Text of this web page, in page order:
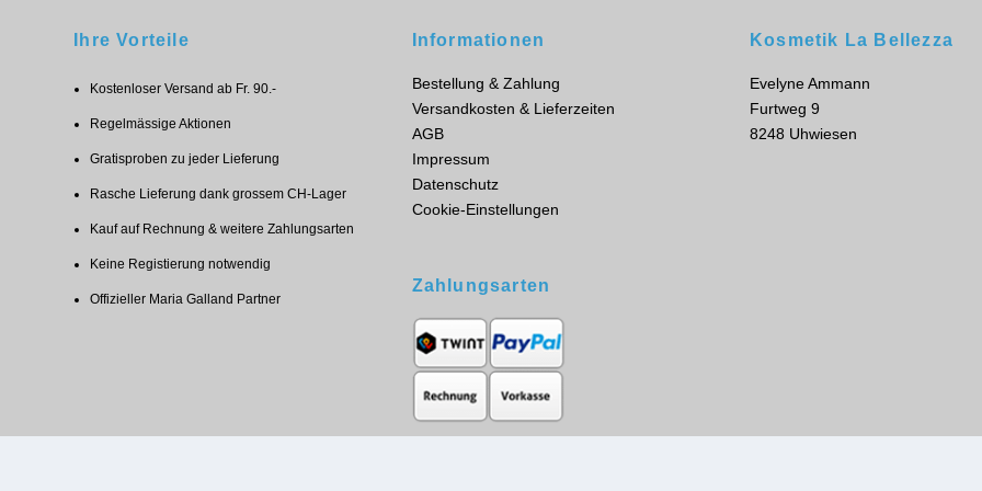
Ihre Vorteile
Kostenloser Versand ab Fr. 90.-
Regelmässige Aktionen
Gratisproben zu jeder Lieferung
Rasche Lieferung dank grossem CH-Lager
Kauf auf Rechnung & weitere Zahlungsarten
Keine Registierung notwendig
Offizieller Maria Galland Partner
Informationen
Bestellung & Zahlung
Versandkosten & Lieferzeiten
AGB
Impressum
Datenschutz
Cookie-Einstellungen
Zahlungsarten
Kosmetik La Bellezza
Evelyne Ammann
Furtweg 9
8248 Uhwiesen